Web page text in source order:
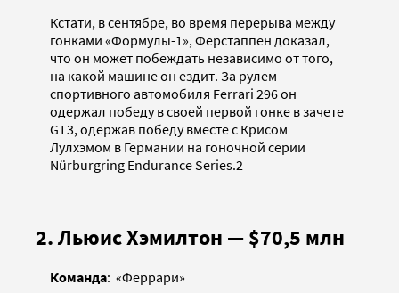
Кстати, в сентябре, во время перерыва между
гонками «Формулы-1», Ферстаппен доказал,
что он может побеждать независимо от того,
на какой машине он ездит. За рулем
спортивного автомобиля Ferrari 296 он
одержал победу в своей первой гонке в зачете
GT3, одержав победу вместе с Крисом
Лулхэмом в Германии на гоночной серии
Nürburgring Endurance Series.2
2. Льюис Хэмилтон — $70,5 млн
Команда: «Феррари»